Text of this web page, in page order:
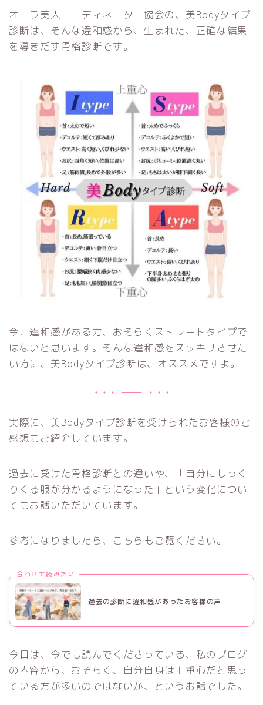
オーラ美人コーディネーター協会の、美Bodyタイプ
診断は、そんな違和感から、生まれた、正確な結果
を導きだす骨格診断です。
今、違和感がある方、おそらくストレートタイプで
はないと思います。そんな違和感をスッキリさせた
い方に、美Bodyタイプ診断は、オススメですよ。
実際に、美Bodyタイプ診断を受けられたお客様のご
感想もご紹介しています。
過去に受けた骨格診断との違いや、「自分にしっく
りくる服が分かるようになった」という変化につい
てもお話いただいています。
参考になりましたら、こちらもご覧ください。
合わせて読みたい
過去の診断に違和感があったお客様の声
今日は、今でも読んでくださっている、私のブログ
の内容から、おそらく、自分自身は上重心だと思っ
ている方が多いのではないか、というお話でした。